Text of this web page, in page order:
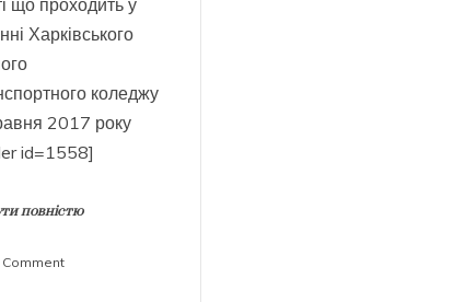
що проходить у
Харківського
коледжу
2017 року
id=1558]
повністю
on